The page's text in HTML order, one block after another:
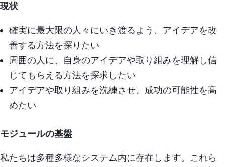
現状
確実に最大限の人々にいき渡るよう、アイデアを改
善する方法を探りたい
周囲の人に、自身のアイデアや取り組みを理解し信
じてもらえる方法を探求したい
アイデアや取り組みを洗練させ、成功の可能性を高
めたい
モジュールの基盤
私たちは多種多様なシステム内に存在します。これら